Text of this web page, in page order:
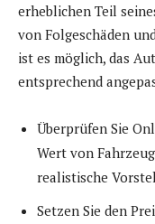
erheblichen Teil
von Folgeschäden
ist es möglich, das
entsprechend
Überprüfen Sie
Wert von
realistische
Setzen Sie den